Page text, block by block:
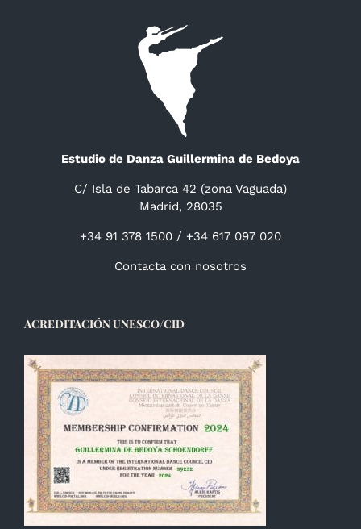
Estudio de Danza Guillermina de Bedoya
C/ Isla de Tabarca 42 (zona Vaguada)
Madrid, 28035
+34 91 378 1500 / +34 617 097 020
Contacta con nosotros
ACREDITACIÓN UNESCO/CID